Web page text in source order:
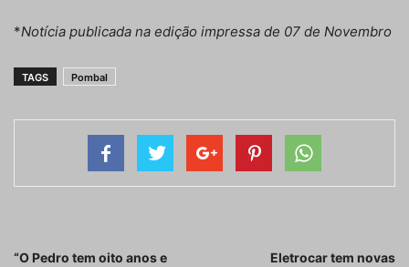
*Notícia publicada na edição impressa de 07 de Novembro
TAGS Pombal
“O Pedro tem oito anos e Eletrocar tem novas